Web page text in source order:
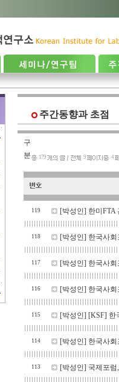
주간동향과 초점
구
분
179 9 4
119 [박성인] 한미FTA
118 [박성인] 한국사회
117 [박성인] 한국사회
116 [박성인] 한국사
115 [박성인] [KSF] 한
114 [박성인] 한국사회
113 [박성인] 국제포